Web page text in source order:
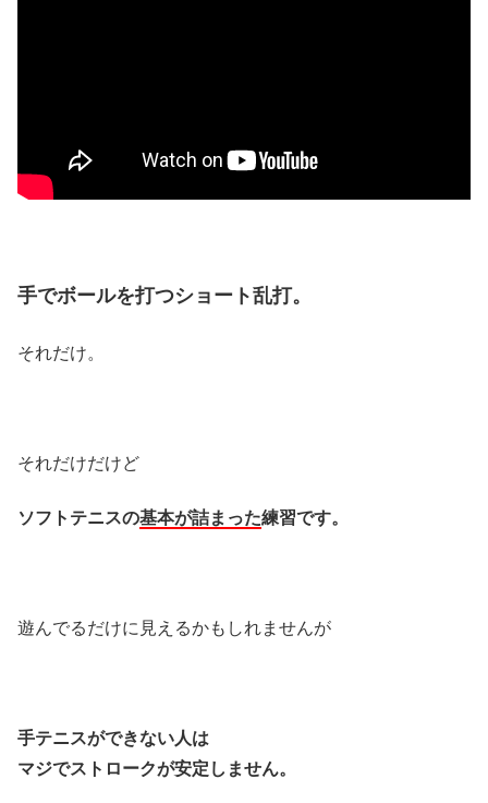
手でボールを打つショート乱打。
それだけ。
それだけだけど
ソフトテニスの基本が詰まった練習です。
遊んでるだけに見えるかもしれませんが
手テニスができない人は
マジでストロークが安定しません。